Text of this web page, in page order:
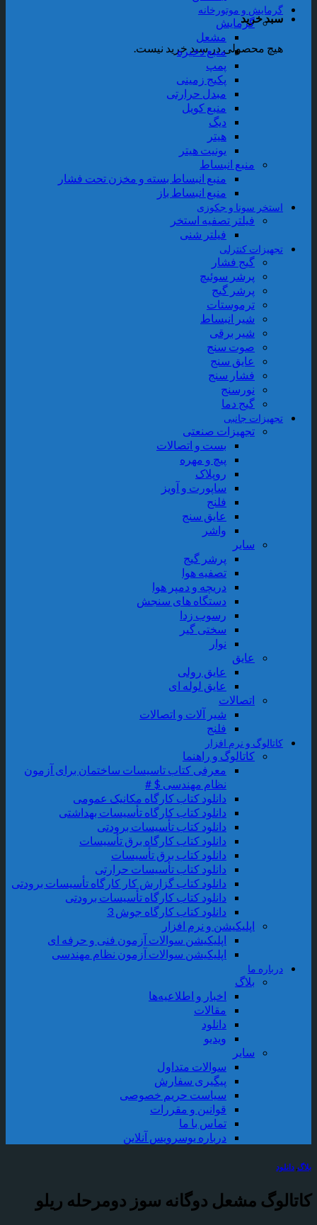
سبد خرید
هیچ محصولی در سبد خرید نیست.
گرمایش و موتورخانه
گرمایش
مشعل
منبع ذخیره
پمپ
پکیج زمینی
مبدل حرارتی
منبع کویل
دیگ
هیتر
یونیت هیتر
منبع انبساط
منبع انبساط بسته و مخزن تحت فشار
منبع انبساط باز
استخر سونا و جکوزی
فیلتر تصفیه استخر
فیلتر شنی
تجهیزات کنترلی
گیج فشار
پرشر سوئیچ
پرشر گیج
ترموستات
شیر انبساط
شیر برقی
صوت سنج
عایق سنج
فشار سنج
نورسنج
گیج دما
تجهیزات جانبی
تجهیزات صنعتی
بست و اتصالات
پیچ و مهره
روپلاک
ساپورت و آویز
فلنج
عایق سنج
واشر
سایر
پرشر گیج
تصفیه هوا
دریچه و دمپر هوا
دستگاه های سنجش
رسوب زدا
سختی گیر
نوار
عایق
عایق رولی
عایق لوله ای
اتصالات
شیر آلات و اتصالات
فلنج
کاتالوگ و نرم افزار
کاتالوگ و راهنما
معرفی کتاب تاسیسات ساختمان برای آزمون
نظام مهندسی $ #
دانلود کتاب کارگاه مکانیک عمومی
دانلود کتاب کارگاه تأسیسات بهداشتی
دانلود کتاب تأسیسات برودتی
دانلود کتاب کارگاه برق تأسیسات
دانلود کتاب برق تأسیسات
دانلود کتاب تأسیسات حرارتی
دانلود کتاب گزارش کار کارگاه تأسیسات برودتی
دانلود کتاب کارگاه تأسیسات برودتی
دانلود کتاب کارگاه جوش 3
اپلیکیشن و نرم افزار
اپلیکیشن سوالات آزمون فنی و حرفه ای
اپلیکیشن سوالات آزمون نظام مهندسی
درباره ما
بلاگ
اخبار و اطلاعیه‌ها
مقالات
دانلود
ویدیو
سایر
سوالات متداول
پیگیری سفارش
سیاست حریم خصوصی
قوانین و مقررات
تماس با ما
درباره یوسرویس آنلاین
بلاگ دانلود
کاتالوگ مشعل دوگانه سوز دومرحله ریلو